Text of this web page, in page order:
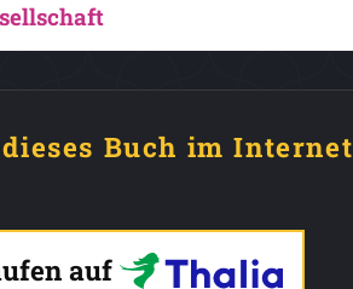
Buch im Internet
auf